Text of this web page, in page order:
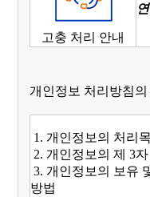
고충 처리 안내
개인정보 처리방침
1. 개인정보의 처리
2. 개인정보의 제 3
3. 개인정보의 보유
방법